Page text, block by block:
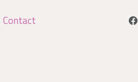
Contact